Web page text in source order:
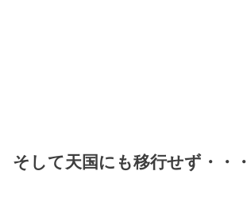
そして天国にも移行せず・・・